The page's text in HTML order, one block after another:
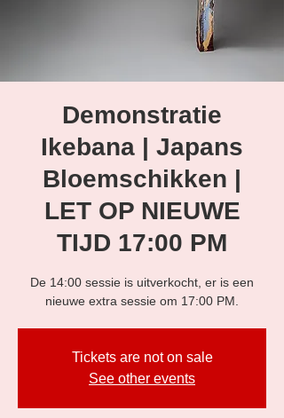
Demonstratie
Ikebana | Japans
Bloemschikken |
LET OP NIEUWE
TIJD 17:00 PM
De 14:00 sessie is uitverkocht, er is een
nieuwe extra sessie om 17:00 PM.
Tickets are not on sale
See other events